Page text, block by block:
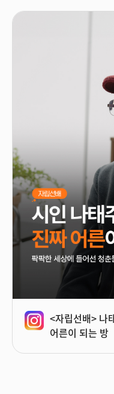
<자립선배> 나
어른이 되는 방